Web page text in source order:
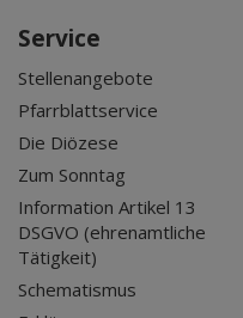
Service
Stellenangebote
Pfarrblattservice
Die Diözese
Zum Sonntag
Information Artikel 13
DSGVO (ehrenamtliche
Tätigkeit)
Schematismus